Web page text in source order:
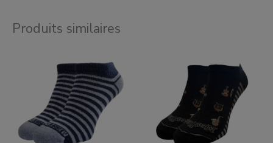
Produits similaires
a
plusieurs
variantes.
Les
options
peuvent
a
plusieurs
variantes.
Les
options
peuvent